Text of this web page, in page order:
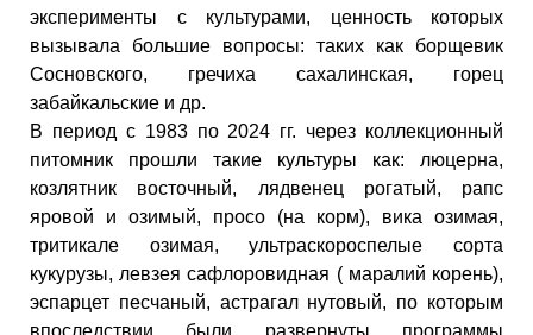
эксперименты с культурами, ценность которых
вызывала большие вопросы: таких как борщевик
Сосновского, гречиха сахалинская, горец
забайкальские и др.
В период с 1983 по 2024 гг. через коллекционный
питомник прошли такие культуры как: люцерна,
козлятник восточный, лядвенец рогатый, рапс
яровой и озимый, просо (на корм), вика озимая,
тритикале озимая, ультраскороспелые сорта
кукурузы, левзея сафлоровидная ( маралий корень),
эспарцет песчаный, астрагал нутовый, по которым
впоследствии были развернуты программы